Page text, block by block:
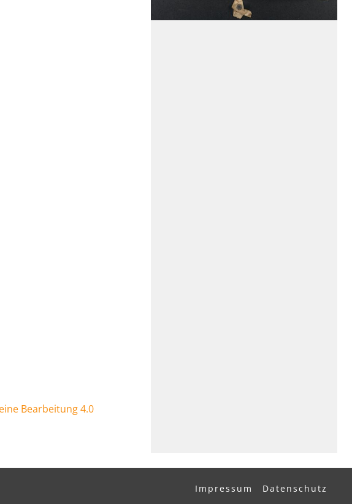
Bearbeitung 4.0
Impressum Datenschutz